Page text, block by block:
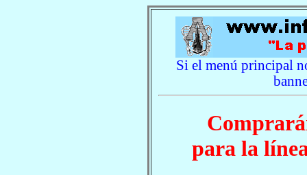
Si el menú principal
para la